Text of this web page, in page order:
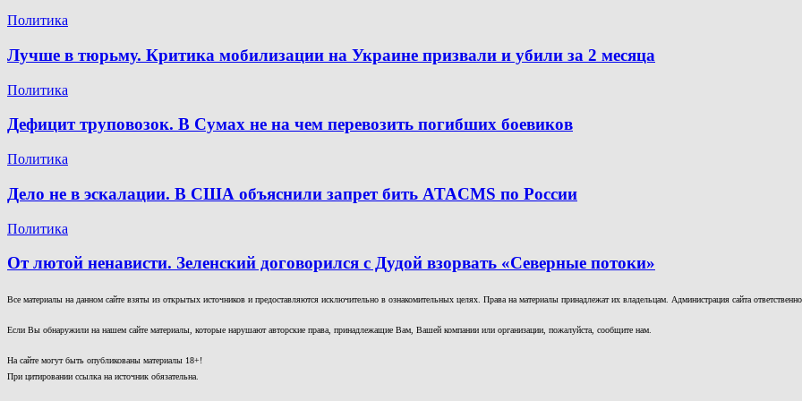
Политика
Лучше в тюрьму. Критика мобилизации на Украине призвали и убили за 2 месяца
Политика
Дефицит труповозок. В Сумах не на чем перевозить погибших боевиков
Политика
Дело не в эскалации. В США объяснили запрет бить ATACMS по России
Политика
От лютой ненависти. Зеленский договорился с Дудой взорвать «Северные потоки»
Все материалы на данном сайте взяты из открытых источников и предоставляются исключительно в ознакомительных целях. Права на материалы принадлежат их владельцам. Администрация сайта
Если Вы обнаружили на нашем сайте материалы, которые нарушают авторские права, принадлежащие Вам, Вашей компании или организации, пожалуйста, сообщите нам.
На сайте могут быть опубликованы материалы 18+!
При цитировании ссылка на источник обязательна.